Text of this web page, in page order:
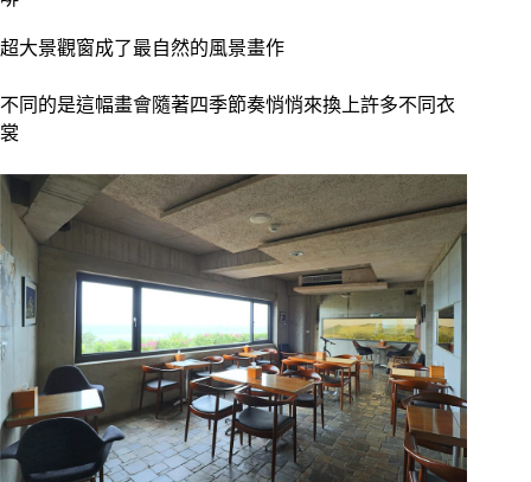
超大景觀窗成了最自然的風景畫作
不同的是這幅畫會隨著四季節奏悄悄來換上許多不同衣
裳